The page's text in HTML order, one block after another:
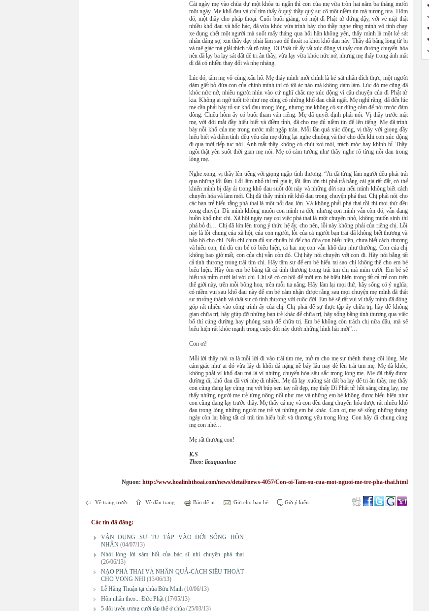
Cái ngày mẹ vào chùa dự một khóa tu ngắn thì con của mẹ vừa tròn hai năm ba tháng mười
một ngày. Mẹ khổ đau và chỉ tìm thấy ở quý thầy quý sư cô một niềm tin mà nương tựa. Hôm
đó, một thầy cho pháp thoại. Cuối buổi giảng, có một dì Phật tử đứng dậy, với vẻ mặt thật
nhiều khổ đau và hốc hác, đã vừa khóc vừa trình bày cho thầy nghe rằng mình vô tình chạy
xe đụng chết một người mà suốt mấy tháng qua hối hận không yên, thấy mình là một kẻ sát
nhân đáng sợ, xin thầy dạy phải làm sao để thoát ra khỏi khổ đau này. Thầy đã bằng lòng từ bi
và tuệ giác mà giải thích rất rõ ràng. Dì Phật tử ấy rất xúc động vì thấy con đường chuyển hóa
nên đã lạy ba lạy sát đất để tri ân thầy, vừa lạy vừa khóc nức nở, nhưng mẹ thấy trong ánh mắt
dì đã có nhiều thay đổi và nhẹ nhàng.
Lúc đó, tâm mẹ vô cùng xấu hổ. Mẹ thấy mình mới chính là kẻ sát nhân đích thực, một người
dám giết bỏ đứa con của chính mình thì có tội ác nào mà không dám làm. Lúc đó mẹ cũng đã
khóc nức nở, nhiều người nhìn vào cứ nghĩ chắc mẹ xúc động vì câu chuyện của dì Phật tử
kia. Không ai ngờ tuổi trẻ như mẹ cũng có những khổ đau chất ngất. Mẹ nghĩ rằng, đã đến lúc
mẹ cần phải bày tỏ sự khổ đau trong lòng, nhưng mẹ không có sự dũng cảm để nói trước đám
đông. Chiều hôm ấy có buổi tham vấn riêng. Mẹ đã quyết định phải nói. Vị thầy trước mặt
mẹ, với đôi mắt đầy hiểu biết và điềm tỉnh, đã cho mẹ đủ niềm tin để lên tiếng. Mẹ đã trình
bày nỗi khổ của mẹ trong nước mắt ngập tràn. Mỗi lần quá xúc động, vị thầy với giọng đầy
hiểu biết và điềm tỉnh đều yêu cầu mẹ dừng lại nghe chuông và thở cho đến khi cơn xúc động
đi qua mới tiếp tục nói. Ánh mắt thầy không có chút xoi mói, trách móc hay khinh bỉ. Thầy
ngồi thật yên suốt thời gian mẹ nói. Mẹ có cảm tưởng như thầy nghe rõ từng nỗi đau trong
lòng mẹ.
Nghe xong, vị thầy lên tiếng với giọng ngập tình thương: “Ai đã từng làm người đều phải trải
qua những lỗi lầm. Lỗi lầm nhỏ thì trả giá ít, lỗi lầm lớn thì phả trả bằng cái giá rất đắt, có thể
khiến mình bị đày ải trong khổ đau suốt đời này và những đời sau nếu mình không biết cách
chuyển hóa và làm mới. Chị đã thấy mình rất khổ đau trong chuyện phá thai. Chị phải nói cho
các bạn trẻ hiểu rằng phá thai là một nỗi đau lớn. Và không phải phá thai rồi thì mọi thứ đều
xong chuyện. Dù mình không muốn con mình ra đời, nhưng con mình vẫn còn đó, vẫn đang
buồn khổ như chị. Xã hội ngày nay coi việc phá thai là một chuyện nhỏ, không muốn sinh thì
phá bỏ đi… Chị đã lớn lên trong ý thức hệ ấy, cho nên, lỗi này không phải của riêng chị. Lỗi
này là lỗi chung của xã hội, của con người, lỗi của cả người bạn trai đã không biết thương và
bảo hộ cho chị. Nếu chị chưa đủ sự chuẩn bị để cho đứa con biểu hiện, chưa biết cách thương
và hiểu con, thì dù em bé có biểu hiện, cả hai mẹ con vẫn khổ đau như thường. Con của chị
không bao giờ mất, con của chị vẫn còn đó. Chị hãy nói chuyện với con đi. Hãy nói bằng tất
cả tình thương trong trái tim chị. Hãy tâm sự để em bé hiểu tại sao chị không thể cho em bé
biểu hiện. Hãy ôm em bé bằng tất cả tình thương trong trái tim chị mà mỉm cười. Em bé sẽ
hiểu và mỉm cười lại với chị. Chị sẽ có cơ hội để mời em bé biểu hiện trong tất cả trẻ con trên
thế giới này, trên mỗi bông hoa, trên mỗi tia nắng. Hãy làm lại mọi thứ, hãy sống có ý nghĩa,
có niềm vui sau khổ đau này để em bé cảm nhận được rằng sau mọi chuyện mẹ mình đã thật
sự trưởng thành và thật sự có tình thương với cuộc đời. Em bé sẽ rất vui vì thấy mình đã đóng
góp rất nhiều vào công trình ấy của chị. Chị phải để sự thực tập ấy chữa trị, hãy để không
gian chữa trị, hãy giúp đỡ những bạn trẻ khác để chữa trị, hãy sống bằng tình thương qua việc
bố thí cúng dường hay phóng sanh để chữa trị. Em bé không còn trách chị nữa đâu, mà sẽ
biểu hiện rất khỏe mạnh trong cuộc đời này dưới những hình hài mới”…
Con ơi!
Mỗi lời thầy nói ra là mỗi lời đi vào trái tim mẹ, mở ra cho mẹ sự thênh thang cõi lòng. Mẹ
cảm giác như ai đó vừa lấy đi khối đá nặng nề bấy lâu nay đè lên trái tim mẹ. Mẹ đã khóc,
không phải vì khổ đau mà là vì những chuyển hóa sâu sắc trong lòng mẹ. Mẹ đã thấy được
đường đi, khổ đau đã vơi nhẹ đi nhiều. Mẹ đã lạy xuống sát đất ba lạy để tri ân thầy, mẹ thấy
con cũng đang lạy cùng mẹ với búp sen tay rất đẹp, mẹ thấy Dì Phật tử hồi sáng cũng lạy, mẹ
thấy những người mẹ trẻ từng nông nổi như mẹ và những em bé không được biểu hiện như
con cũng đang lạy trước thầy. Mẹ thấy cả mẹ và con đều đang chuyển hóa được rất nhiều khổ
đau trong lòng những người mẹ trẻ và những em bé khác. Con ơi, mẹ sẽ sống những tháng
ngày còn lại bằng tất cả trái tim hiểu biết và thương yêu trong lòng. Con hãy đi chung cùng
mẹ con nhé…
Mẹ rất thương con!
K.S
Theo: lieuquanhue
Nguon: http://www.hoalinhthoai.com/news/detail/news-4057/Con-oi-Tam-su-cua-mot-nguoi-me-tre-pha-thai.html
Về trang trước Về đầu trang Bản để in Gửi cho bạn bè Gửi ý kiến
Các tin đã đăng:
VẬN DỤNG SỰ TU TẬP VÀO ĐỜI SỐNG HÔN
NHÂN (04/07/13)
Nhói lòng lời sám hối của bác sĩ nhi chuyên phá thai
(26/06/13)
NẠO PHÁ THAI VÀ NHÂN QUẢ-CÁCH SIÊU THOÁT
CHO VONG NHI (13/06/13)
Lễ Hằng Thuận tại chùa Bửu Minh (10/06/13)
Hôn nhân theo... Đức Phật (17/05/13)
5 đôi uyên ương cưới tập thể ở chùa (25/03/13)